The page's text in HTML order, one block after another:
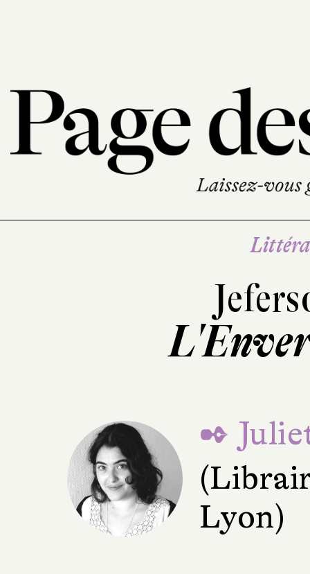
✒
Lyon)